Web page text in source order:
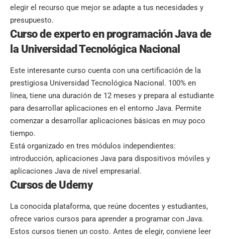
elegir el recurso que mejor se adapte a tus necesidades y
presupuesto.
Curso de experto en programación Java de
la Universidad Tecnológica Nacional
Este interesante curso cuenta con una certificación de la
prestigiosa Universidad Tecnológica Nacional. 100% en
línea, tiene una duración de 12 meses y prepara al estudiante
para desarrollar aplicaciones en el entorno Java. Permite
comenzar a desarrollar aplicaciones básicas en muy poco
tiempo.
Está organizado en tres módulos independientes:
introducción, aplicaciones Java para dispositivos móviles y
aplicaciones Java de nivel empresarial.
Cursos de Udemy
La conocida plataforma, que reúne docentes y estudiantes,
ofrece varios cursos para aprender a programar con Java.
Estos cursos tienen un costo. Antes de elegir, conviene leer